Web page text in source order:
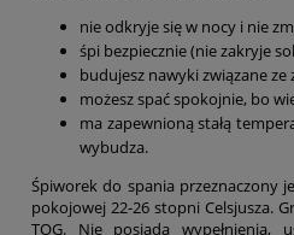
nie odkryje się w nocy i nie
śpi bezpiecznie (nie zakryje
budujesz nawyki związane
możesz spać spokojnie, bo
ma zapewnioną stałą
wybudza.
Śpiworek do spania przeznaczony
pokojowej 22-26 stopni Celsjusza.
TOG. Nie posiada